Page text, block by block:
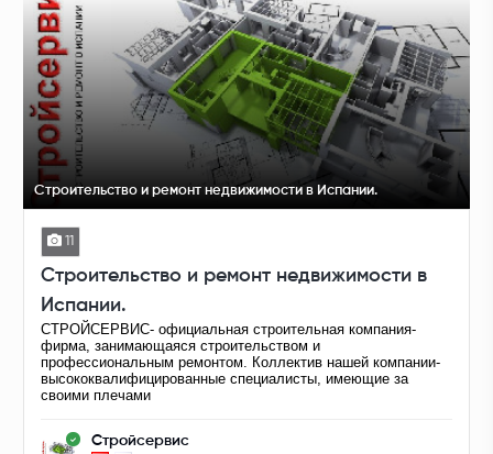
Строительство и ремонт недвижимости в Испании.
11
Строительство и ремонт недвижимости в
Испании.
СТРОЙСЕРВИС- официальная строительная компания-
фирма, занимающаяся строительством и
профессиональным ремонтом. Коллектив нашей компании-
высококвалифицированные специалисты, имеющие за
своими плечами
Стройсервис